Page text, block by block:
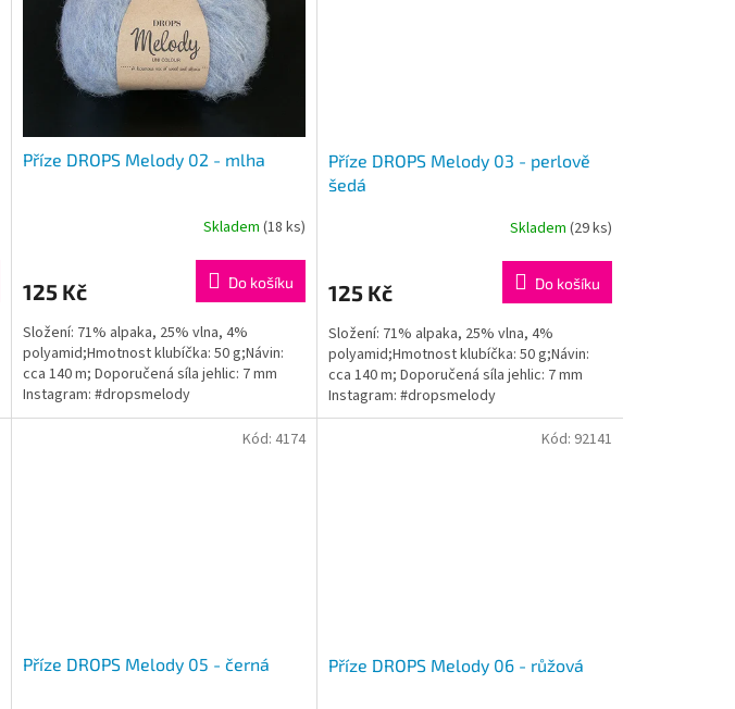
Příze DROPS Melody 02 - mlha
je
z
5
hvězdiček.
Skladem (18 ks)
125 Kč Do košíku
Složení: 71% alpaka, 25% vlna, 4%
polyamid;Hmotnost klubíčka: 50 g;Návin:
cca 140 m; Doporučená síla jehlic: 7 mm
Instagram: #dropsmelody
Příze DROPS Melody 03 - perlově
šedá
Skladem (29 ks)
125 Kč Do košíku
Složení: 71% alpaka, 25% vlna, 4%
polyamid;Hmotnost klubíčka: 50 g;Návin:
cca 140 m; Doporučená síla jehlic: 7 mm
Instagram: #dropsmelody
Příze DROPS Melody 05 - černá
Kód: 4174
Příze DROPS Melody 06 - růžová
Kód: 92141